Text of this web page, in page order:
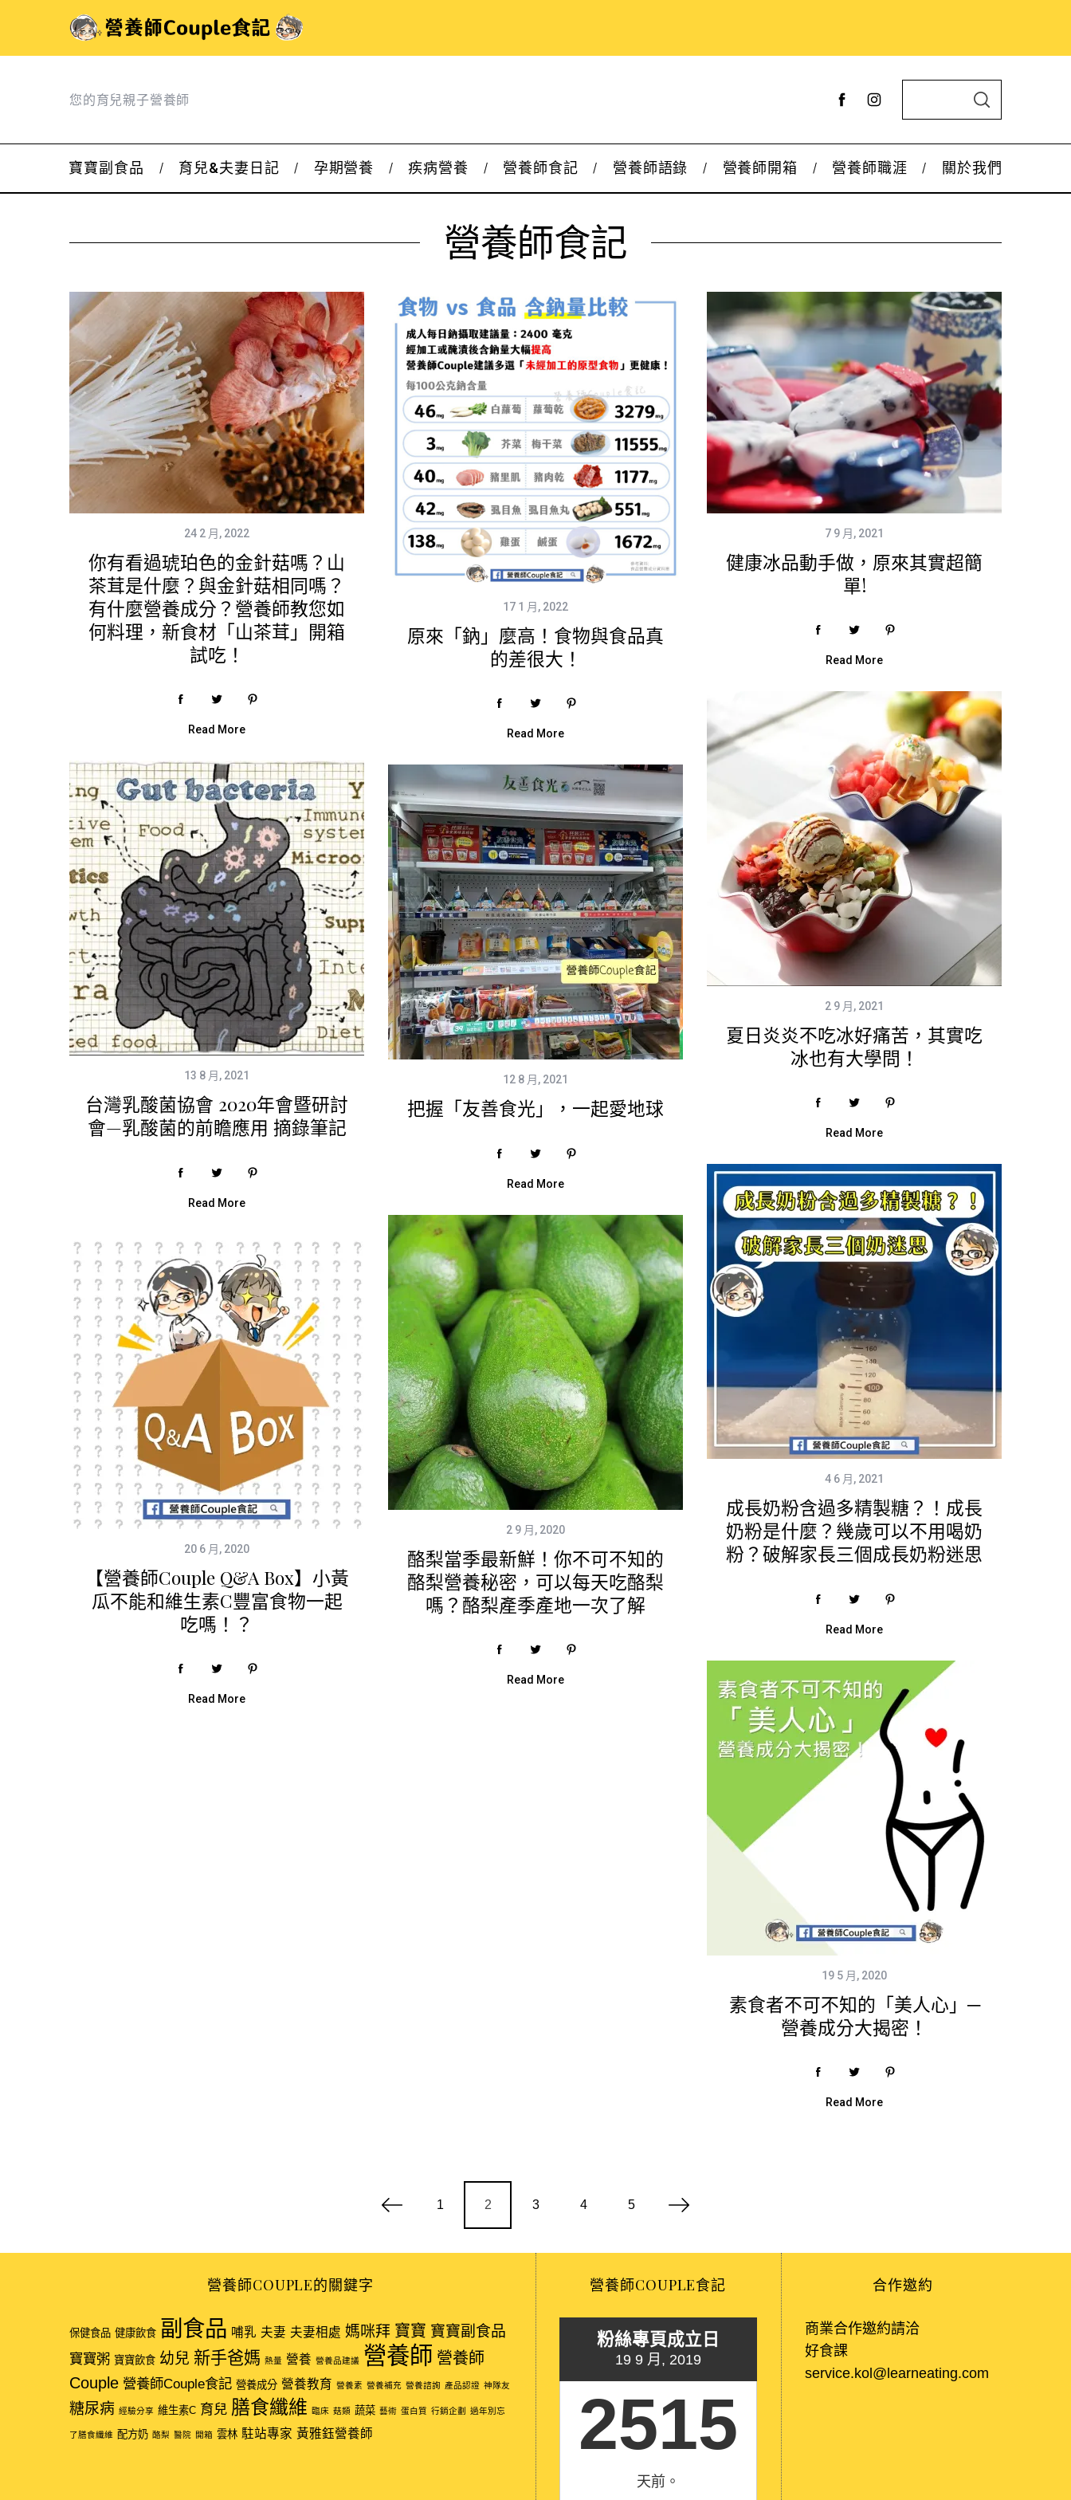
您的育兒親子營養師
r
c
o
:
S
H
寶寶副食品 育兒&夫妻日記 孕期營養 疾病營養 營養師食記 營養師語錄 營養師開箱 營養師職涯 關於我們
營養師食記
24 2 月, 2022
你有看過琥珀色的金針菇嗎？山
茶茸是什麼？與金針菇相同嗎？
有什麼營養成分？營養師教您如
何料理，新食材「山茶茸」開箱
試吃！
Read More
17 1 月, 2022
原來「鈉」麼高！食物與食品真
的差很大！
Read More
7 9 月, 2021
健康冰品動手做，原來其實超簡
單!
Read More
2 9 月, 2021
夏日炎炎不吃冰好痛苦，其實吃
冰也有大學問！
Read More
13 8 月, 2021
台灣乳酸菌協會 2020年會暨研討
會—乳酸菌的前瞻應用 摘錄筆記
Read More
12 8 月, 2021
把握「友善食光」，一起愛地球
Read More
4 6 月, 2021
成長奶粉含過多精製糖？！成長
奶粉是什麼？幾歲可以不用喝奶
粉？破解家長三個成長奶粉迷思
Read More
2 9 月, 2020
酪梨當季最新鮮！你不可不知的
酪梨營養秘密，可以每天吃酪梨
嗎？酪梨產季產地一次了解
Read More
20 6 月, 2020
【營養師Couple Q&A Box】小黃
瓜不能和維生素C豐富食物一起
吃嗎！？
Read More
19 5 月, 2020
素食者不可不知的「美人心」─
營養成分大揭密！
Read More
覽
1 2 3 4 5
營養師COUPLE的關鍵字
保健食品 健康飲食 副食品 哺乳 夫妻 夫妻相處 媽咪拜 寶寶 寶寶副食品
寶寶粥 寶寶飲食 幼兒 新手爸媽 熱量 營養 營養品建議 營養師 營養師
Couple 營養師Couple食記 營養成分 營養教育 營養素 營養補充 營養諮詢 產品認證 神隊友
糖尿病 經驗分享 維生素C 育兒 膳食纖維 臨床 菇類 蔬菜 藝術 蛋白質 行銷企劃 過年別忘
了膳食纖維 配方奶 酪梨 醫院 開箱 雲林 駐站專家 黃雅鈺營養師
營養師COUPLE食記
粉絲專頁成立日
19 9 月, 2019
2515
天前。
合作邀約
商業合作邀約請洽
好食課
service.kol@learneating.com
S
e
r
: